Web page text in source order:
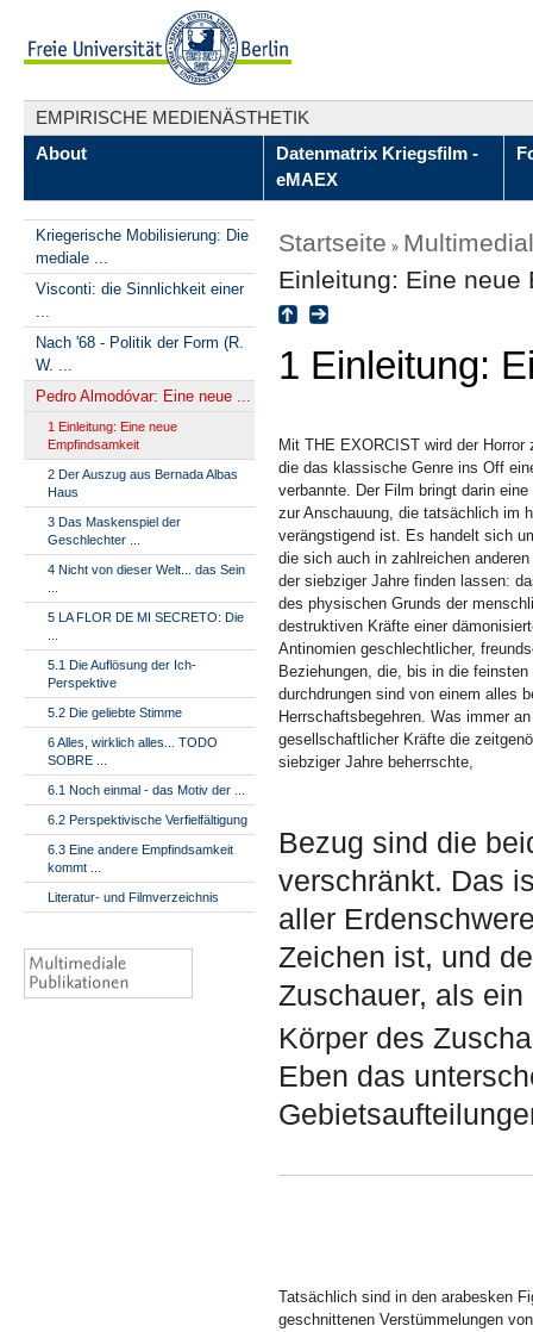
EMPIRISCHE MEDIENÄSTHETIK
About
Datenmatrix Kriegsfilm -
eMAEX
Kriegerische Mobilisierung: Die
mediale ...
Visconti: die Sinnlichkeit einer
...
Nach '68 - Politik der Form (R.
W. ...
Pedro Almodóvar: Eine neue ...
1 Einleitung: Eine neue
Empfindsamkeit
2 Der Auszug aus Bernada Albas
Haus
3 Das Maskenspiel der
Geschlechter ...
4 Nicht von dieser Welt... das Sein
5 LA FLOR DE MI SECRETO: Die
5.1 Die Auflösung der Ich-
Perspektive
5.2 Die geliebte Stimme
6 Alles, wirklich alles... TODO
SOBRE ...
6.1 Noch einmal - das Motiv der ...
6.2 Perspektivische Verfielfältigung
6.3 Eine andere Empfindsamkeit
kommt ...
Literatur- und Filmverzeichnis
Startseite
Einleitung: Eine neue
1 Einleitung:
Mit THE EXORCIST wird der
die das klassische Genre ins Off
verbannte. Der Film bringt darin
zur Anschauung, die tatsächlich im
verängstigend ist. Es handelt sich
die sich auch in zahlreichen
der siebziger Jahre finden lassen:
des physischen Grunds der
destruktiven Kräfte einer
Antinomien geschlechtlicher,
Beziehungen, die, bis in die
durchdrungen sind von einem alles
Herrschaftsbegehren. Was immer
gesellschaftlicher Kräfte die
siebziger Jahre beherrschte,
Bezug sind die
verschränkt. Das
aller
Zeichen ist, und
Zuschauer, als
Körper des
Eben das
Tatsächlich sind in den arabesken
geschnittenen Verstümmelungen